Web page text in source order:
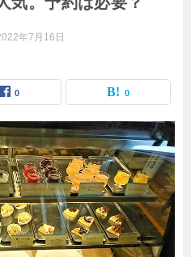
年7月16日
0 0